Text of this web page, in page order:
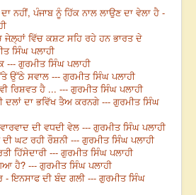
ਨਹੀਂ, ਪੰਜਾਬ ਨੂੰ ਹਿੱਕ ਨਾਲ ਲਾਉਣ ਦਾ ਵੇਲਾ ਹੈ -
ਜੇਲ਼੍ਹਾਂ ਵਿੱਚ ਕਸ਼ਟ ਸਹਿ ਰਹੇ ਹਨ ਭਾਰਤ ਦੇ
ਸਿੰਘ ਪਲਾਹੀ
ਗੁਰਮੀਤ ਸਿੰਘ ਪਲਾਹੀ
ਸਵਾਲ --- ਗੁਰਮੀਤ ਸਿੰਘ ਪਲਾਹੀ
ਰਿਸ਼ਵਤ ਹੈ ... --- ਗੁਰਮੀਤ ਸਿੰਘ ਪਲਾਹੀ
ਦਲਾਂ ਦਾ ਭਵਿੱਖ ਤੈਅ ਕਰਨਗੇ --- ਗੁਰਮੀਤ ਸਿੰਘ
ਦੀ ਵਧਦੀ ਵੇਲ --- ਗੁਰਮੀਤ ਸਿੰਘ ਪਲਾਹੀ
ਘਟ ਰਹੀ ਰੌਸ਼ਨੀ --- ਗੁਰਮੀਤ ਸਿੰਘ ਪਲਾਹੀ
ਹਿੱਸੇਦਾਰੀ --- ਗੁਰਮੀਤ ਸਿੰਘ ਪਲਾਹੀ
ਹੈ? --- ਗੁਰਮੀਤ ਸਿੰਘ ਪਲਾਹੀ
- ਇਨਸਾਫ ਦੀ ਬੰਦ ਗਲੀ --- ਗੁਰਮੀਤ ਸਿੰਘ